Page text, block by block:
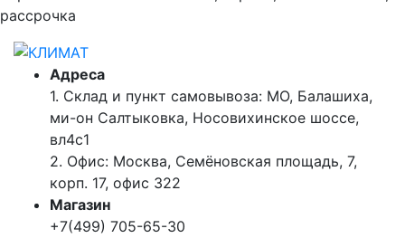
рассрочка
Адреса
1. Склад и пункт самовывоза: МО, Балашиха,
ми-он Салтыковка, Носовихинское шоссе,
вл4с1
2. Офис: Москва, Семёновская площадь, 7,
корп. 17, офис 322
Магазин
+7(499) 705-65-30